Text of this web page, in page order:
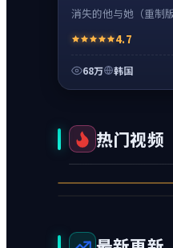
消失的他与她（重制
互牵引，节奏紧凑、
4.7
68万 韩国
热门视频
雪与形状
98万
风雨录